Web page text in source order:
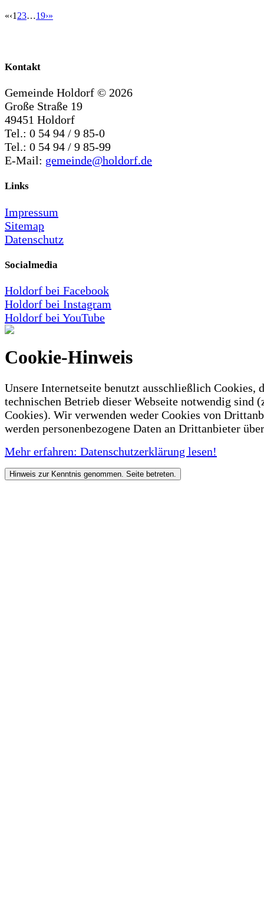
«‹1 23…19›»
Kontakt
Gemeinde Holdorf © 2026
Große Straße 19
49451 Holdorf
Tel.: 0 54 94 / 9 85-0
Tel.: 0 54 94 / 9 85-99
E-Mail: gemeinde@holdorf.de
Links
Impressum
Sitemap
Datenschutz
Socialmedia
Holdorf bei Facebook
Holdorf bei Instagram
Holdorf bei YouTube
Cookie-Hinweis
Unsere Internetseite benutzt ausschließlich Cookies,
technischen Betrieb dieser Webseite notwendig sind
Cookies). Wir verwenden weder Cookies von
werden personenbezogene Daten an Drittanbieter
Mehr erfahren: Datenschutzerklärung lesen!
Hinweis zur Kenntnis genommen. Seite betreten.